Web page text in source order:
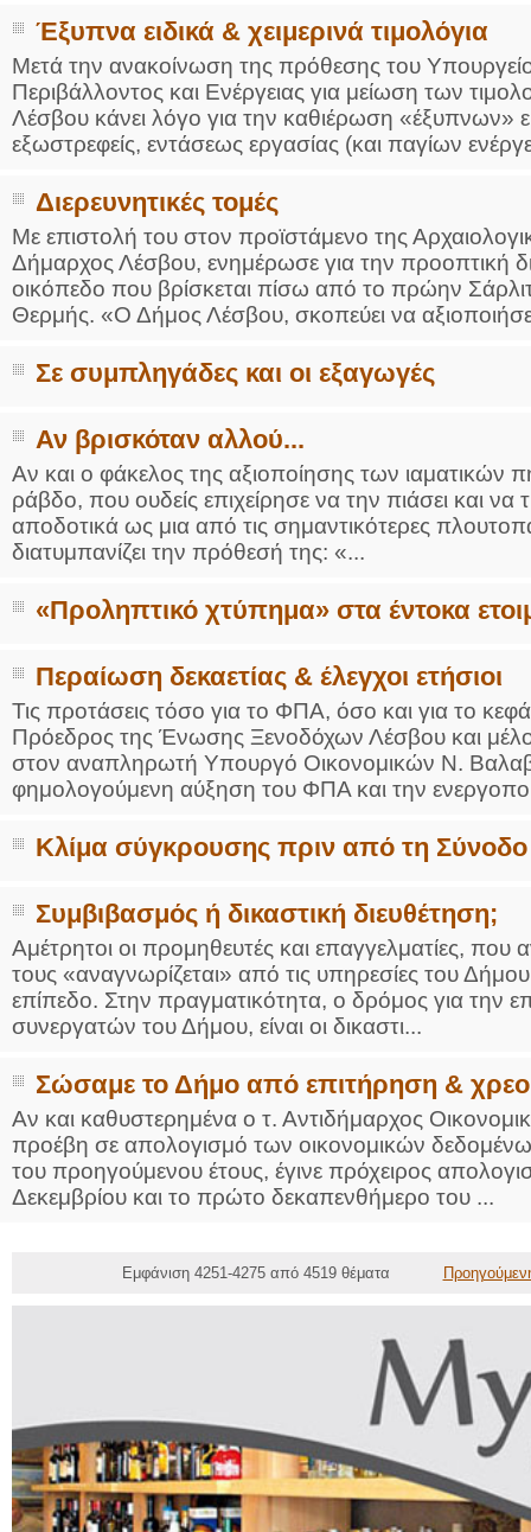
Έξυπνα ειδικά & χειμερινά τιμολόγια
Μετά την ανακοίνωση της πρόθεσης του
Περιβάλλοντος και Ενέργειας για μείωση των
Λέσβου κάνει λόγο για την καθιέρωση «έξυπνων»
εξωστρεφείς, εντάσεως εργασίας (και παγίων
Διερευνητικές τομές
Με επιστολή του στον προϊστάμενο της
Δήμαρχος Λέσβου, ενημέρωσε για την προοπτική
οικόπεδο που βρίσκεται πίσω από το πρώην
Θερμής. «Ο Δήμος Λέσβου, σκοπεύει να
Σε συμπληγάδες και οι εξαγωγές
Αν βρισκόταν αλλού...
Αν και ο φάκελος της αξιοποίησης των ιαματικών
ράβδο, που ουδείς επιχείρησε να την πιάσει και να
αποδοτικά ως μια από τις σημαντικότερες
διατυμπανίζει την πρόθεσή της: «...
«Προληπτικό χτύπημα» στα έντοκα
Περαίωση δεκαετίας & έλεγχοι ετήσιοι
Τις προτάσεις τόσο για το ΦΠΑ, όσο και για το
Πρόεδρος της Ένωσης Ξενοδόχων Λέσβου και
στον αναπληρωτή Υπουργό Οικονομικών Ν.
φημολογούμενη αύξηση του ΦΠΑ και την
Κλίμα σύγκρουσης πριν από τη
Συμβιβασμός ή δικαστική διευθέτηση;
Αμέτρητοι οι προμηθευτές και επαγγελματίες, που
τους «αναγνωρίζεται» από τις υπηρεσίες του
επίπεδο. Στην πραγματικότητα, ο δρόμος για την
συνεργατών του Δήμου, είναι οι δικαστι...
Σώσαμε το Δήμο από επιτήρηση &
Αν και καθυστερημένα ο τ. Αντιδήμαρχος
προέβη σε απολογισμό των οικονομικών
του προηγούμενου έτους, έγινε πρόχειρος
Δεκεμβρίου και το πρώτο δεκαπενθήμερο του ...
Εμφάνιση 4251-4275 από 4519 θέματα